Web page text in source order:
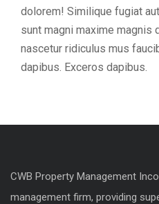
dolorem! Similique fugiat
sunt magni maxime magnis
nascetur ridiculus mus
dapibus. Exceros dapibus.
CWB Property Management
management firm, providing